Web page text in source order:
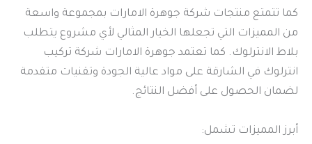
كما تتمتع منتجات شركة جوهرة الامارات بمجموعة واسعة
من المميزات التي تجعلها الخيار المثالي لأي مشروع يتطلب
بلاط الانترلوك. كما تعتمد جوهرة الامارات شركة تركيب
انترلوك في الشارقة على مواد عالية الجودة وتقنيات متقدمة
لضمان الحصول على أفضل النتائج.
أبرز المميزات تشمل: